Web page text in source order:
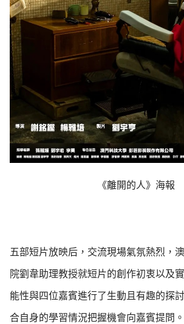
《離開的人》海報
五部短片放映后，交流現場氣氛熱烈，
院劉韋助理教授就短片的創作初衷以及
能性與四位嘉賓進行了生動且有趣的探
合自身的學習情況把握機會向嘉賓提問